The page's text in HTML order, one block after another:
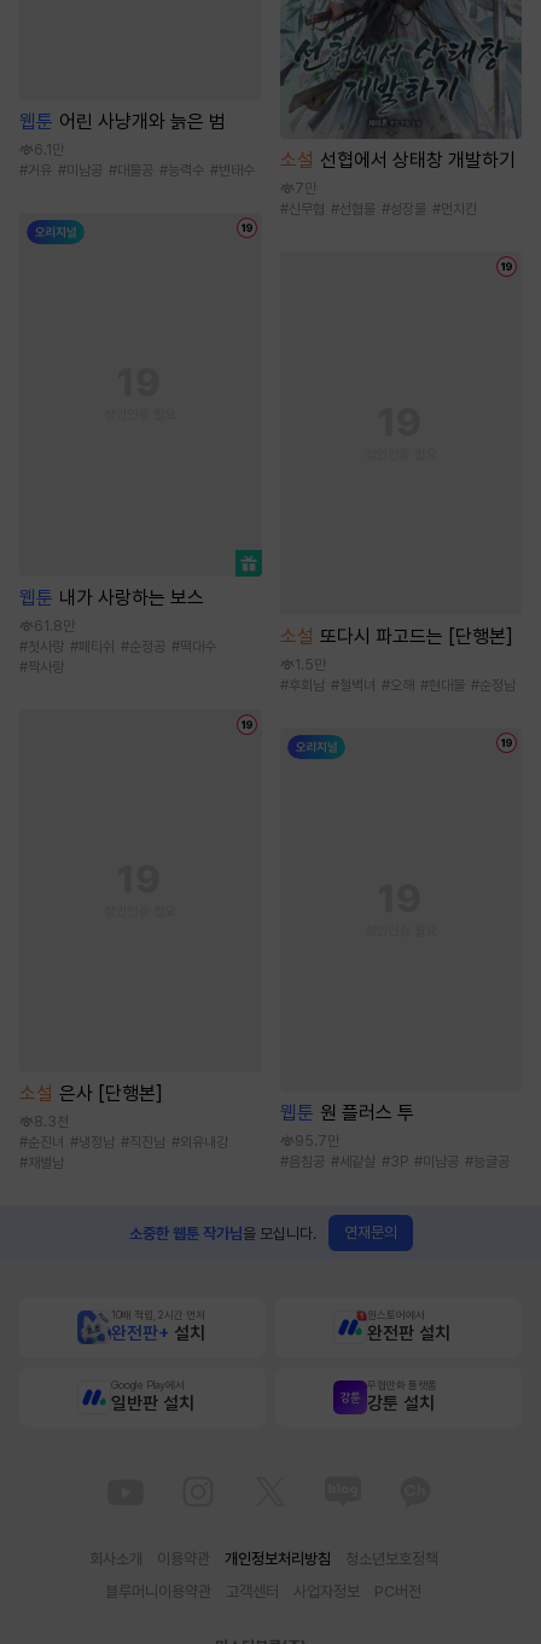
웹툰 어린 사냥개와 늙은 범
6.1만
#거유 #미남공 #대물공 #능력수 #변태수
웹툰 내가 사랑하는 보스
61.8만
#첫사랑 #페티쉬 #순정공 #떡대수
#짝사랑
소설 은사 [단행본]
8.3천
#순진녀 #냉정남 #직진남 #외유내강
# 재벌남
소설 선협에서 상태창 개발하기
7만
#신무협 #선협물 #성장물 #먼치킨
소설 또다시 파고드는 [단행본]
1.5만
#후회남 #철벽녀 #오해 #현대물 #순정남
웹툰 원 플러스 투
95.7만
#음침공 #세같살 #3P #미남공 #능글공
소중한 웹툰 작가님을 모십니다. 연재문의
10배 적립, 2시간 먼저
완전판+ 설치
원스토어에서
완전판 설치
Google Play에서
일반판 설치
무협만화 플랫폼
강툰 설치
회사소개 이용약관 개인정보처리방침
청소년보호정책
블루머니이용약관
고객센터 사업자정보 PC버전